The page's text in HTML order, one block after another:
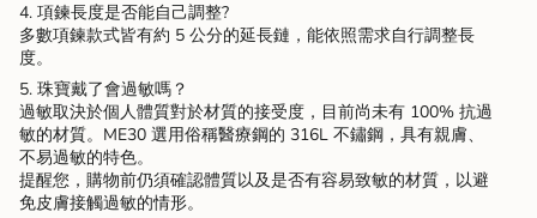
4. 項鍊長度是否能自己調整?
多數項鍊款式皆有約 5 公分的延長鏈，能依照需求自行調整長
度。
5. 珠寶戴了會過敏嗎？
過敏取決於個人體質對於材質的接受度，目前尚未有 100% 抗過
敏的材質。ME30 選用俗稱醫療鋼的 316L 不鏽鋼，具有親膚、
不易過敏的特色。
提醒您，購物前仍須確認體質以及是否有容易致敏的材質，以避
免皮膚接觸過敏的情形。